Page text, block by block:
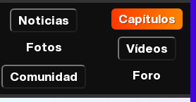
Noticias
Capítulos
Fotos
Vídeos
Comunidad Foro